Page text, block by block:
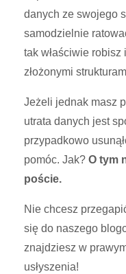
danych ze swojego
samodzielnie
tak właściwie
złożonymi
Jeżeli jednak masz
utrata danych jest
przypadkowo
pomóc. Jak? O tym
poście.
Nie chcesz
się do naszego
znajdziesz w
usłyszenia!